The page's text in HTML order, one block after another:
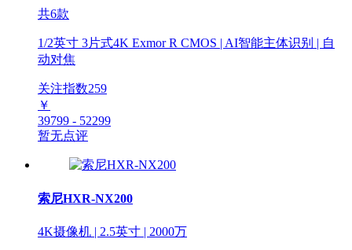
共6款
1/2英寸 3片式4K Exmor R CMOS | AI智能主体识别 | 自
动对焦
关注指数259
￥
39799 - 52299
暂无点评
索尼HXR-NX200
4K摄像机 | 2.5英寸 | 2000万